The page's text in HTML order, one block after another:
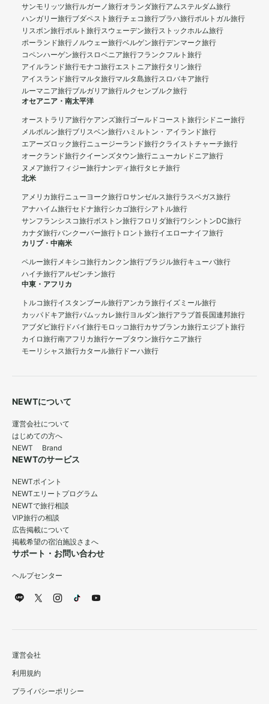
サンモリッツ旅行ルガーノ旅行オランダ旅行アムステルダム旅行
ハンガリー旅行ブダペスト旅行チェコ旅行プラハ旅行ポルトガル旅行
リスボン旅行ポルト旅行スウェーデン旅行ストックホルム旅行
ポーランド旅行ノルウェー旅行ベルゲン旅行デンマーク旅行
コペンハーゲン旅行スロベニア旅行フランクフルト旅行
アイルランド旅行モナコ旅行エストニア旅行タリン旅行
アイスランド旅行マルタ旅行マルタ島旅行スロバキア旅行
ルーマニア旅行ブルガリア旅行ルクセンブルク旅行
オセアニア・南太平洋
オーストラリア旅行ケアンズ旅行ゴールドコースト旅行シドニー旅行
メルボルン旅行ブリスベン旅行ハミルトン・アイランド旅行
エアーズロック旅行ニュージーランド旅行クライストチャーチ旅行
オークランド旅行クイーンズタウン旅行ニューカレドニア旅行
ヌメア旅行フィジー旅行ナンディ旅行タヒチ旅行
北米
アメリカ旅行ニューヨーク旅行ロサンゼルス旅行ラスベガス旅行
アナハイム旅行セドナ旅行シカゴ旅行シアトル旅行
サンフランシスコ旅行ボストン旅行フロリダ旅行ワシントンDC旅行
カナダ旅行バンクーバー旅行 トロント旅行イエローナイフ旅行
カリブ・中南米
ペルー旅行メキシコ旅行カンクン旅行ブラジル旅行キューバ旅行
ハイチ旅行アルゼンチン旅行
中東・アフリカ
トルコ旅行イスタンブール旅行アンカラ旅行イズミール旅行
カッパドキア旅行パムッカレ旅行ヨルダン旅行アラブ首長国連邦旅行
アブダビ旅行 ドバイ旅行モロッコ旅行カサブランカ旅行エジプト旅行
カイロ旅行南アフリカ旅行ケープタウン旅行ケニア旅行
モーリシャス旅行カタール旅行 ドーハ旅行
NEWTについて
運営会社について
はじめての方へ
NEWT Brand
NEWTのサービス
NEWTポイント
NEWTエリートプログラム
NEWTで旅行相談
VIP旅行の相談
広告掲載について
掲載希望の宿泊施設さまへ
サポート・お問い合わせ
ヘルプセンター
運営会社
利用規約
プライバシーポリシー